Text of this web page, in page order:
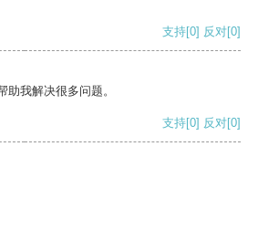
支持[0] 反对[0]
我解决很多问题。
支持[0] 反对[0]